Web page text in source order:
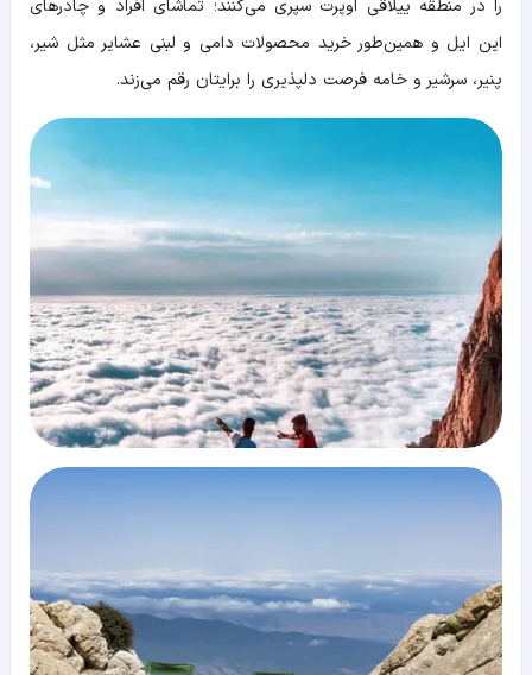
را در منطقه ییلاقی اوپرت سپری می‌کنند؛ تماشای افراد و چادرهای
این ایل و همین‌طور خرید محصولات دامی و لبنی عشایر مثل شير،
پنير، سرشير و خامه فرصت دلپذیری را برایتان رقم می‌زند.